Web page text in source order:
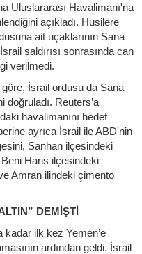
Uluslararası Havalimanı'na
açıkladı. Husilere
ait uçaklarının Sana
saldırısı sonrasında can
verilmedi.
göre, İsrail ordusu da Sana
doğruladı. Reuters’a
havalimanını hedef
ayrıca İsrail ile ABD'nin
Sanhan ilçesindeki
Haris ilçesindeki
Amran ilindeki çimento
DEMİŞTİ
kadar ilk kez Yemen’e
ardından geldi. İsrail